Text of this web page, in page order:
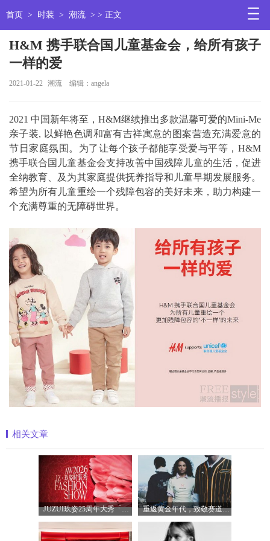
首页 > 时装 > 潮流 > > 正文
H&M 携手联合国儿童基金会，给所有孩子
一样的爱
2021-01-22 潮流 编辑：angela
2021 中国新年将至，H&M继续推出多款温馨可爱的Mini-Me
亲子装, 以鲜艳色调和富有吉祥寓意的图案营造充满爱意的
节日家庭氛围。为了让每个孩子都能享受爱与平等，H&M
携手联合国儿童基金会支持改善中国残障儿童的生活，促进
全纳教育、及为其家庭提供抚养指导和儿童早期发展服务。
希望为所有儿童重绘一个残障包容的美好未来，助力构建一
个充满尊重的无障碍世界。
相关文章
JUZUI玖姿25周年大秀「循光新生」 光起二 重返黄金年代，致敬赛道传奇 PUMA携手M